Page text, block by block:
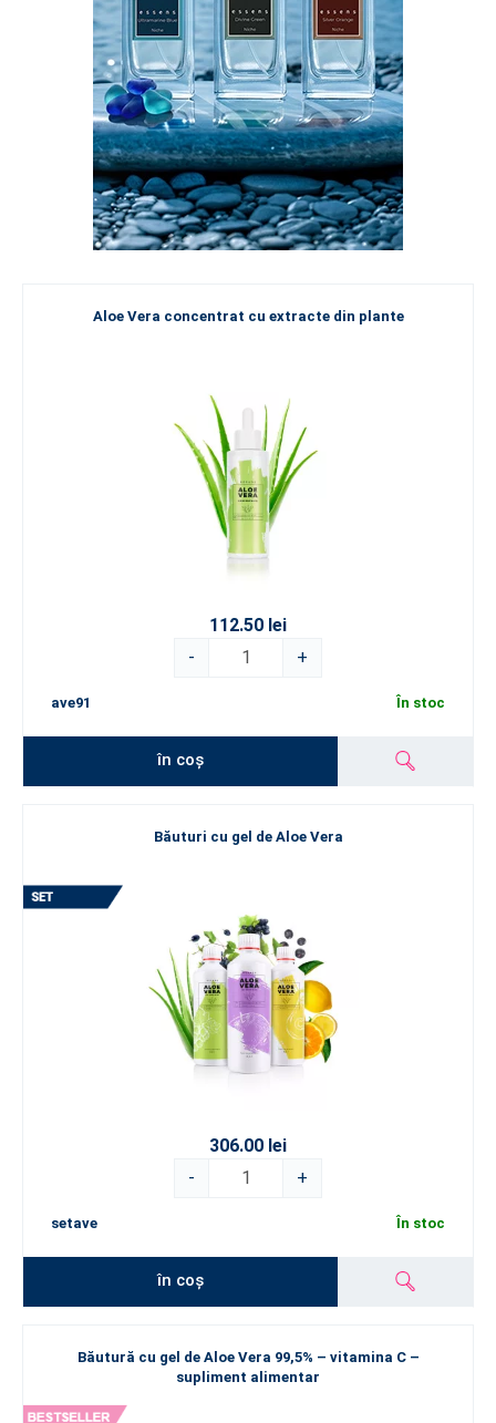
Aloe Vera concentrat cu extracte din plante
112.50 lei
-
+
ave91 În stoc
în coș
Băuturi cu gel de Aloe Vera
306.00 lei
-
+
setave În stoc
în coș
Băutură cu gel de Aloe Vera 99,5% – vitamina C –
supliment alimentar